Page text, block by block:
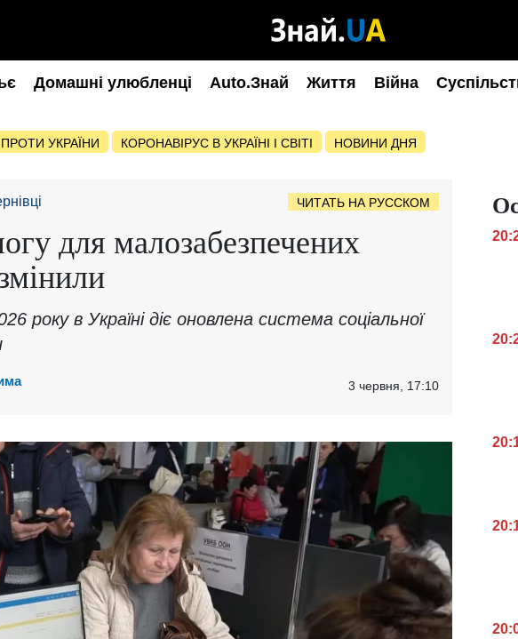
Домашні улюбленці Auto.Знай Життя Війна
ПРОТИ УКРАЇНИ КОРОНАВІРУС В УКРАЇНІ І СВІТІ НОВИНИ ДНЯ
ЧИТАТЬ НА РУССКОМ
для малозабезпечених
року в Україні діє оновлена ​​система соціальної
3 червня, 17:10